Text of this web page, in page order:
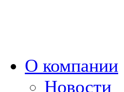
О компании
Новости